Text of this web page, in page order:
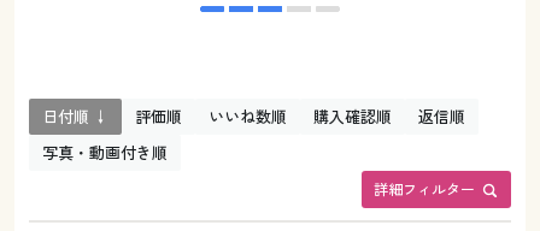
詳細フィルター
日付順 ↓ 評価順 いいね数順 購入確認順
返信順
写真・動画付き順